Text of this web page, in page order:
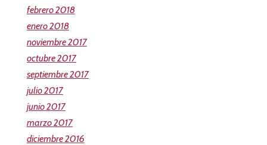
febrero 2018
enero 2018
noviembre 2017
octubre 2017
septiembre 2017
julio 2017
junio 2017
marzo 2017
diciembre 2016